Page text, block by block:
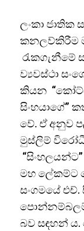
ලංකා ජාතික
කනලව්කිරීම
රැකගැනීමේ
ව්‍යවස්ථා
කියන
සිංහයාගේ”
වේ. ඒ අනුව
මුස්ලිම්
මහ ලේකම්ට
සංගමයේ එච්.
පොන්නම්බලම්
බව සඳහන්